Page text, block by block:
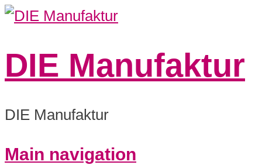
DIE Manufaktur
DIE Manufaktur
Main navigation